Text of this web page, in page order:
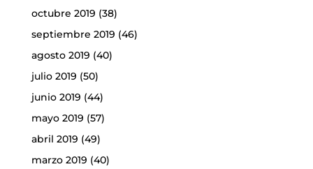
octubre 2019 (38)
septiembre 2019 (46)
agosto 2019 (40)
julio 2019 (50)
junio 2019 (44)
mayo 2019 (57)
abril 2019 (49)
marzo 2019 (40)